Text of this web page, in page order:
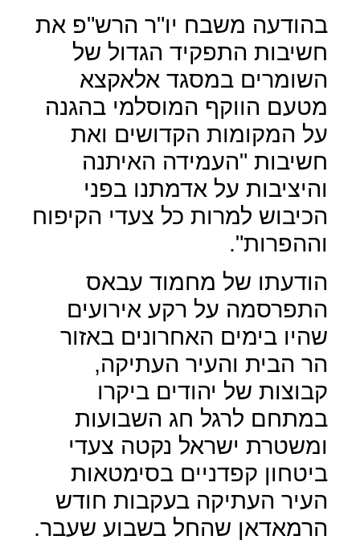
בהודעה משבח יו"ר הרש"פ את
חשיבות התפקיד הגדול של
השומרים במסגד אלאקצא
מטעם הווקף המוסלמי בהגנה
על המקומות הקדושים ואת
חשיבות "העמידה האיתנה
והיציבות על אדמתנו בפני
הכיבוש למרות כל צעדי הקיפוח
וההפרות".
הודעתו של מחמוד עבאס
התפרסמה על רקע אירועים
שהיו בימים האחרונים באזור
הר הבית והעיר העתיקה,
קבוצות של יהודים ביקרו
במתחם לרגל חג השבועות
ומשטרת ישראל נקטה צעדי
ביטחון קפדניים בסימטאות
העיר העתיקה בעקבות חודש
הרמאדאן שהחל בשבוע שעבר.